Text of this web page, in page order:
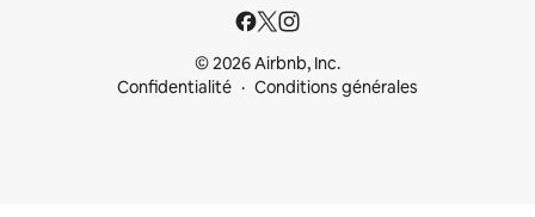
© 2026 Airbnb, Inc.
Confidentialité
Conditions générales